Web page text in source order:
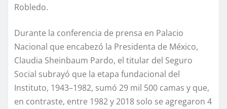
Robledo.
Durante la conferencia de prensa en Palacio
Nacional que encabezó la Presidenta de México,
Claudia Sheinbaum Pardo, el titular del Seguro
Social subrayó que la etapa fundacional del
Instituto, 1943–1982, sumó 29 mil 500 camas y que,
en contraste, entre 1982 y 2018 solo se agregaron 4